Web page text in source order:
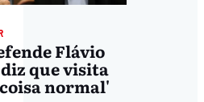
Flávio
que visita
normal'